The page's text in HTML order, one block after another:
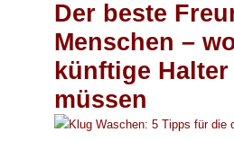
Der beste
Menschen –
künftige
müssen